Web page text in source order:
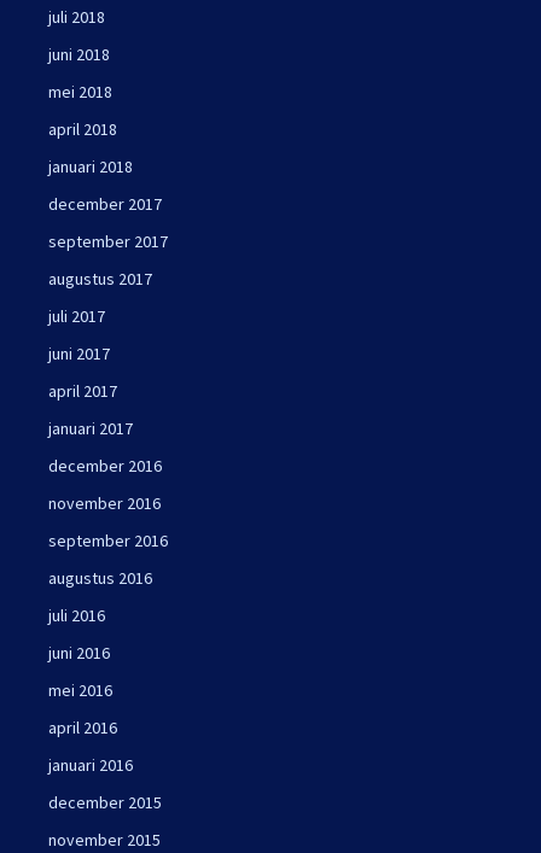
juli 2018
juni 2018
mei 2018
april 2018
januari 2018
december 2017
september 2017
augustus 2017
juli 2017
juni 2017
april 2017
januari 2017
december 2016
november 2016
september 2016
augustus 2016
juli 2016
juni 2016
mei 2016
april 2016
januari 2016
december 2015
november 2015